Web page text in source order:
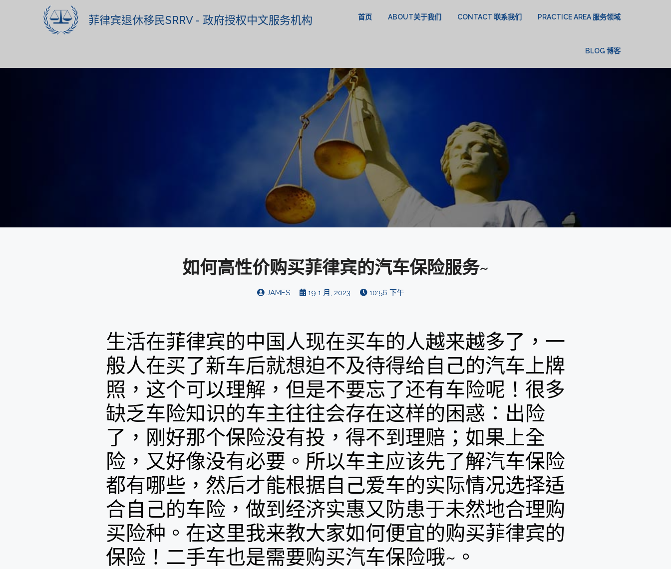
菲律宾退休移民SRRV - 政府授权中文服务机构 首页 ABOUT关于我们 CONTACT 联系我们 PRACTICE AREA 服务领域
BLOG 博客
如何高性价购买菲律宾的汽车保险服务~
JAMES 19 1 月, 2023 10:56 下午
生活在菲律宾的中国人现在买车的人越来越多了，一
般人在买了新车后就想迫不及待得给自己的汽车上牌
照，这个可以理解，但是不要忘了还有车险呢！很多
缺乏车险知识的车主往往会存在这样的困惑：出险
了，刚好那个保险没有投，得不到理赔；如果上全
险，又好像没有必要。所以车主应该先了解汽车保险
都有哪些，然后才能根据自己爱车的实际情况选择适
合自己的车险，做到经济实惠又防患于未然地合理购
买险种。在这里我来教大家如何便宜的购买菲律宾的
保险！二手车也是需要购买汽车保险哦~。